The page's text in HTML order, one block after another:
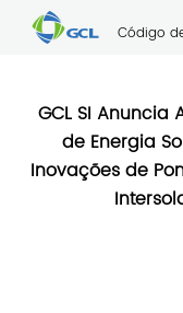
Código
GCL SI
de Energia
Inovações de